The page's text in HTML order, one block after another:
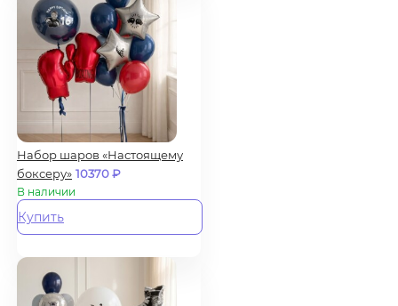
Набор шаров «Настоящему
боксеру» 10370₽
В наличии
Купить